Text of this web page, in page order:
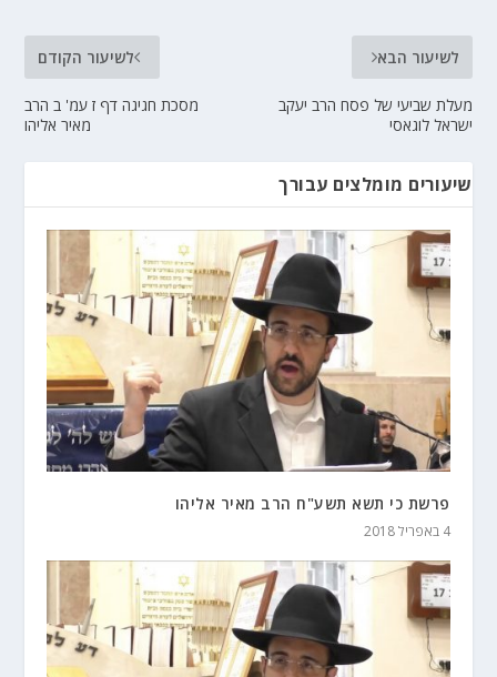
לשיעור הקודם
מסכת חגיגה דף ז עמ' ב הרב
מאיר אליהו
לשיעור הבא
מעלת שביעי של פסח הרב יעקב
ישראל לוגאסי
שיעורים מומלצים עבורך
פרשת כי תשא תשע"ח הרב מאיר אליהו
4 באפריל 2018